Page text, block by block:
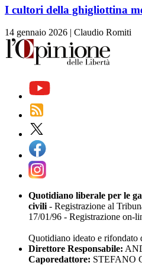
I cultori della ghigliottina
14 gennaio 2026 | Claudio Romiti
Quotidiano liberale per le
civili- Registrazione al
17/01/96 - Registrazione on-
Quotidiano ideato e rifondato
Direttore Responsabile:
Caporedattore: STEFANO